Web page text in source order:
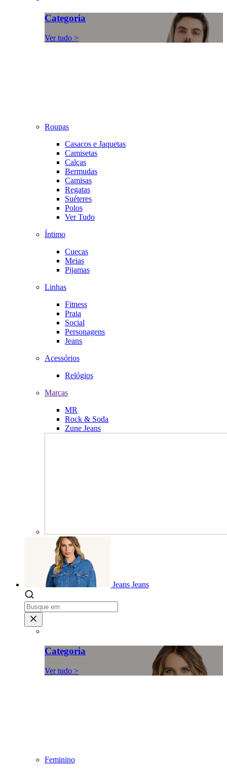
Categoria
Ver tudo >
Roupas
Casacos e Jaquetas
Camisetas
Calças
Bermudas
Camisas
Regatas
Suéteres
Polos
Ver Tudo
Íntimo
Cuecas
Meias
Pijamas
Linhas
Fitness
Praia
Social
Personagens
Jeans
Acessórios
Relógios
Marcas
MR
Rock & Soda
Zune Jeans
Jeans Jeans
Categoria
Ver tudo >
Feminino